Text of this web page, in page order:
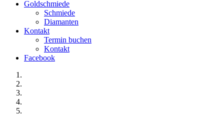
Goldschmiede
Schmiede
Diamanten
Kontakt
Termin buchen
Kontakt
Facebook